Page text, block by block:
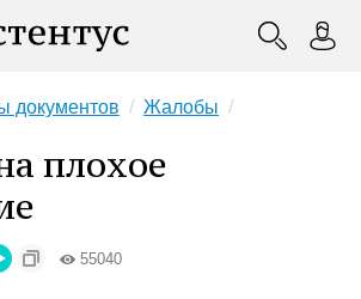
документов Жалобы
плохое
55040